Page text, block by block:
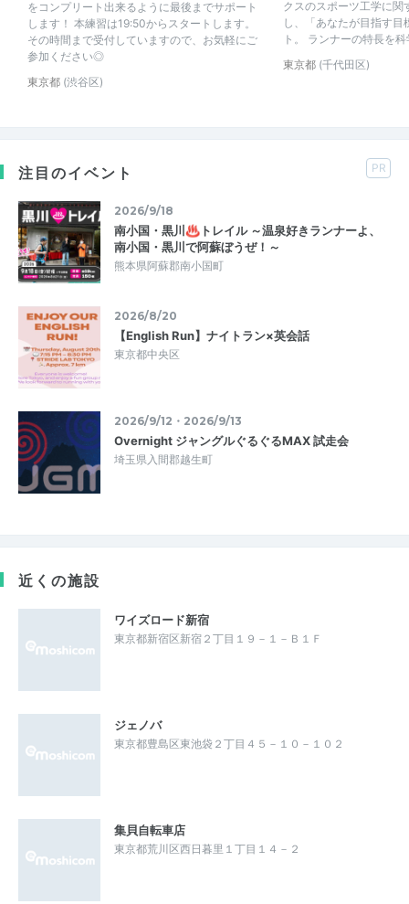
をコンプリート出来るように最後までサポート
します！ 本練習は19:50からスタートします。
その時間まで受付していますので、お気軽にご
参加ください◎
東京都 (渋谷区)
クスのスポーツ工学に関
し、「あなたが目指す目
ト。 ランナーの特長を
東京都 (千代田区)
注目のイベント PR
2026/9/18
南小国・黒川♨トレイル ～温泉好きランナーよ、
南小国・黒川で阿蘇ぼうぜ！～
熊本県阿蘇郡南小国町
2026/8/20
【English Run】ナイトラン×英会話
東京都中央区
2026/9/12・2026/9/13
Overnight ジャングルぐるぐるMAX 試走会
埼玉県入間郡越生町
近くの施設
ワイズロード新宿
東京都新宿区新宿２丁目１９－１－Ｂ１Ｆ
ジェノバ
東京都豊島区東池袋２丁目４５－１０－１０２
集貝自転車店
東京都荒川区西日暮里１丁目１４－２